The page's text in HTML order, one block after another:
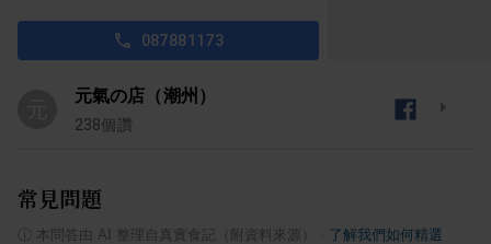
087881173
元氣の店（潮州）
238個讚
常見問題
本問答由 AI 整理自真實食記（附資料來源） 了解我們如何精選